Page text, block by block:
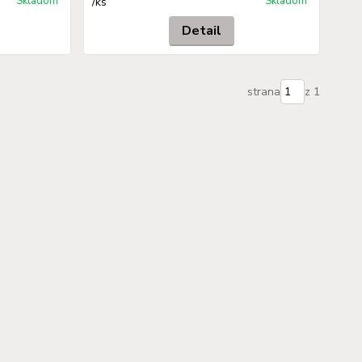
Detail
strana z 1